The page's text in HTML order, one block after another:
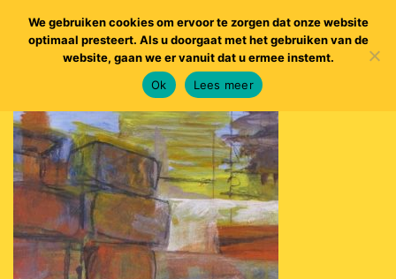
We gebruiken cookies om ervoor te zorgen dat onze website
optimaal presteert. Als u doorgaat met het gebruiken van de
website, gaan we er vanuit dat u ermee instemt.
Ok
Lees meer